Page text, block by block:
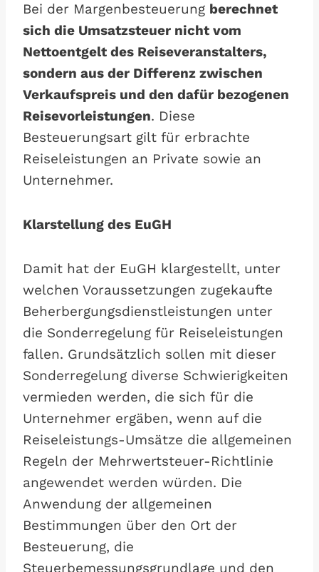
Bei der Margenbesteuerung berechnet
sich die Umsatzsteuer nicht vom
Nettoentgelt des Reiseveranstalters,
sondern aus der Differenz zwischen
Verkaufspreis und den dafür bezogenen
Reisevorleistungen. Diese
Besteuerungsart gilt für erbrachte
Reiseleistungen an Private sowie an
Unternehmer.
Klarstellung des EuGH
Damit hat der EuGH klargestellt, unter
welchen Voraussetzungen zugekaufte
Beherbergungsdienstleistungen unter
die Sonderregelung für Reiseleistungen
fallen. Grundsätzlich sollen mit dieser
Sonderregelung diverse Schwierigkeiten
vermieden werden, die sich für die
Unternehmer ergäben, wenn auf die
Reiseleistungs-Umsätze die allgemeinen
Regeln der Mehrwertsteuer-Richtlinie
angewendet werden würden. Die
Anwendung der allgemeinen
Bestimmungen über den Ort der
Besteuerung, die
Steuerbemessungsgrundlage und den